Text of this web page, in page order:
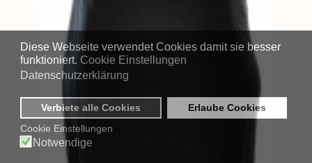
Diese Webseite verwendet Cookies damit sie besser
funktioniert. Cookie Einstellungen
Datenschutzerklärung
Verbiete alle Cookies
Erlaube Cookies
Cookie Einstellungen
Notwendige